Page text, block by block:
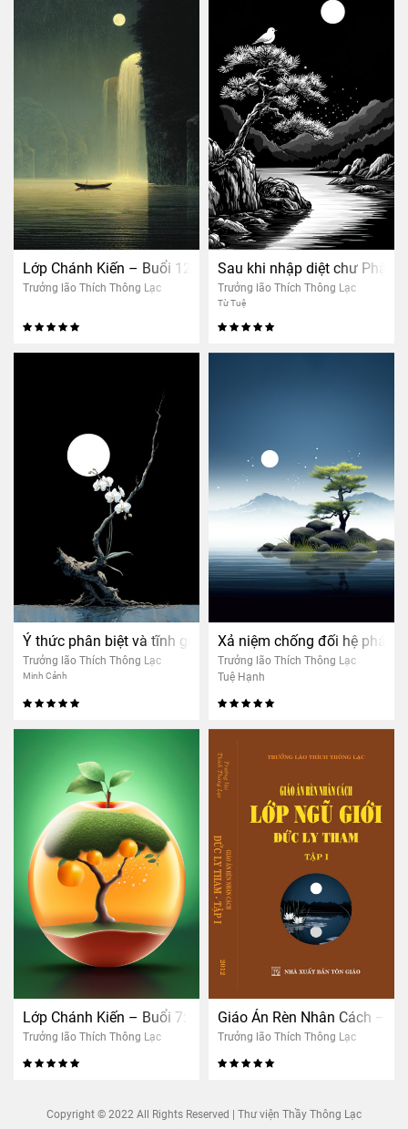
Lớp Chánh Kiến – Buổi 12: Chánh niệm tỉnh thức (nữ)
Trưởng lão Thích Thông Lạc
Sau khi nhập diệt chư Phật
Trưởng lão Thích Thông Lạc
Từ Tuệ
Ý thức phân biệt và tĩnh giác
Trưởng lão Thích Thông Lạc
Minh Cảnh
Xả niệm chống đối hệ phái
Trưởng lão Thích Thông Lạc
Tuệ Hạnh
Lớp Chánh Kiến – Buổi 7: Nhân quả thảo mộc
Trưởng lão Thích Thông Lạc
Giáo Án Rèn Nhân Cách –
Trưởng lão Thích Thông Lạc
Copyright © 2022 All Rights Reserved | Thư viện Thầy Thông Lạc